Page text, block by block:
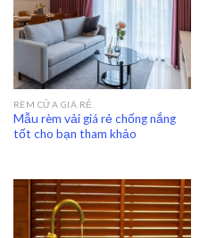
RÈM CỬA GIÁ RẺ
Mẫu rèm vải giá rẻ chống nắng
tốt cho bạn tham khảo